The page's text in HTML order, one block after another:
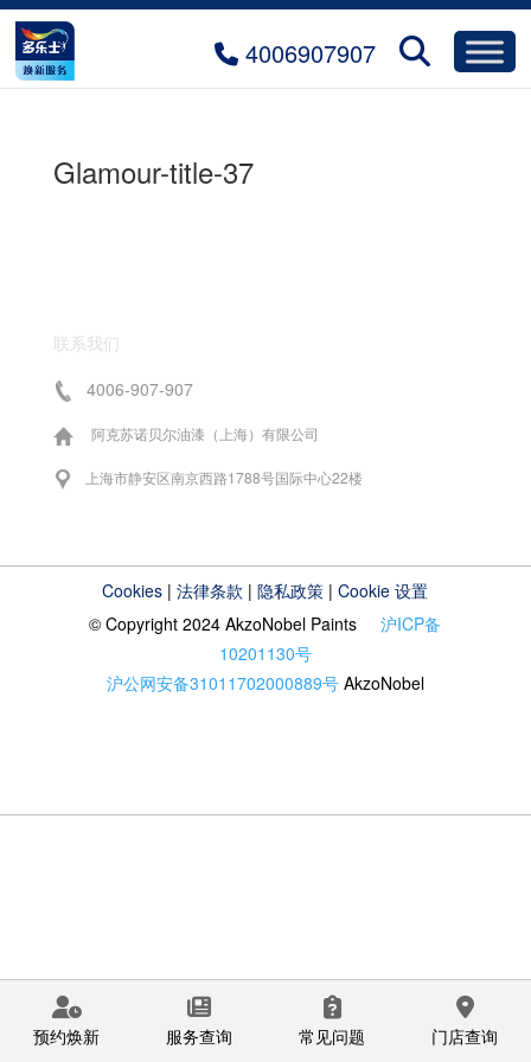
4006907907
Glamour-title-37
联系我们
4006-907-907
阿克苏诺贝尔油漆（上海）有限公司
上海市静安区南京西路1788号国际中心22楼
Cookies |法律条款 |隐私政策 |Cookie 设置
© Copyright 2024 AkzoNobel Paints沪ICP备
10201130号
沪公网安备31011702000889号 AkzoNobel
预约焕新 服务查询 常见问题 门店查询